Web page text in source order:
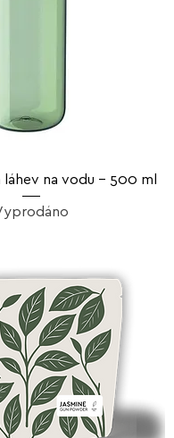
na vodu – 500 ml